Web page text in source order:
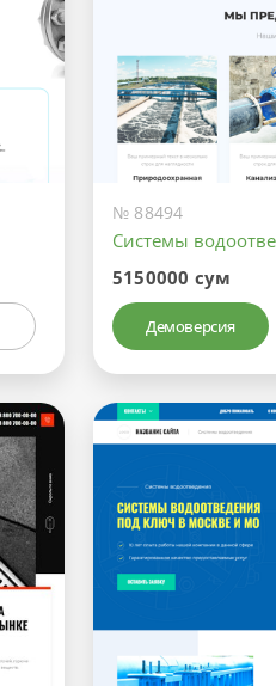
№ 88494
Системы
5150000 сум
Демоверсия